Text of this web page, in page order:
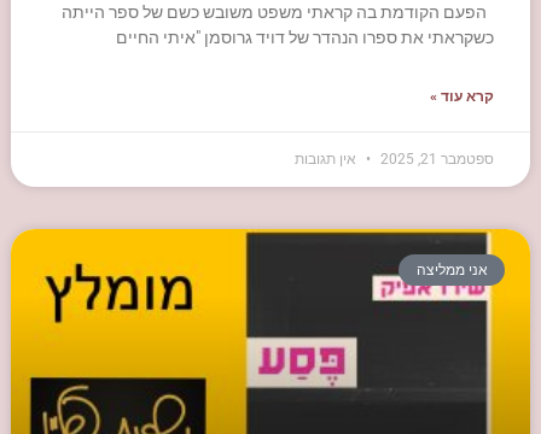
הפעם הקודמת בה קראתי משפט משובש כשם של ספר הייתה
כשקראתי את ספרו הנהדר של דויד גרוסמן "איתי החיים
קרא עוד »
ספטמבר 21, 2025 אין תגובות
אני ממליצה